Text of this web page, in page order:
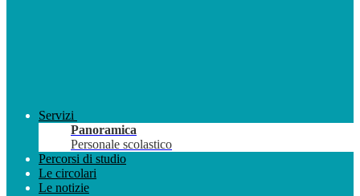
Servizi
Panoramica
Personale scolastico
Percorsi di studio
Le circolari
Le notizie